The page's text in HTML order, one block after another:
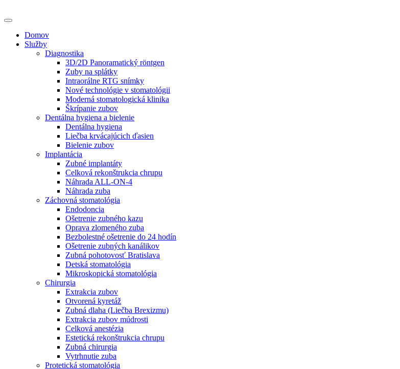
Domov
Služby
Diagnostika
3D/2D Panoramatický röntgen
Zuby na splátky
Intraorálne RTG snímky
Nové technológie v stomatológii
Moderná stomatologická klinika
Škrípanie zubov
Dentálna hygiena a bielenie
Dentálna hygiena
Liečba krvácajúcich ďasien
Bielenie zubov
Implantácia
Zubné implantáty
Celková rekonštrukcia chrupu
Náhrada ALL-ON-4
Náhrada zuba
Záchovná stomatológia
Endodoncia
Ošetrenie zubného kazu
Oprava zlomeného zuba
Bezbolestné ošetrenie do 24 hodín
Ošetrenie zubných kanálikov
Zubná pohotovosť Bratislava
Detská stomatológia
Mikroskopická stomatológia
Chirurgia
Extrakcia zubov
Otvorená kyretáž
Zubná dlaha (Liečba Brexizmu)
Extrakcia zubov múdrosti
Celková anestézia
Estetická rekonštrukcia chrupu
Zubná chirurgia
Vytrhnutie zuba
Protetická stomatológia